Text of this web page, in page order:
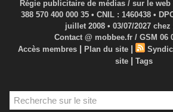
Régie publicitaire de médias / sur le web
388 570 400 000 35 • CNIL : 1460438 •
juillet 2008 • 03/07/2027
Contact @ mobbee.fr / GSM 06
Accès membres | Plan du site |
site | Tags